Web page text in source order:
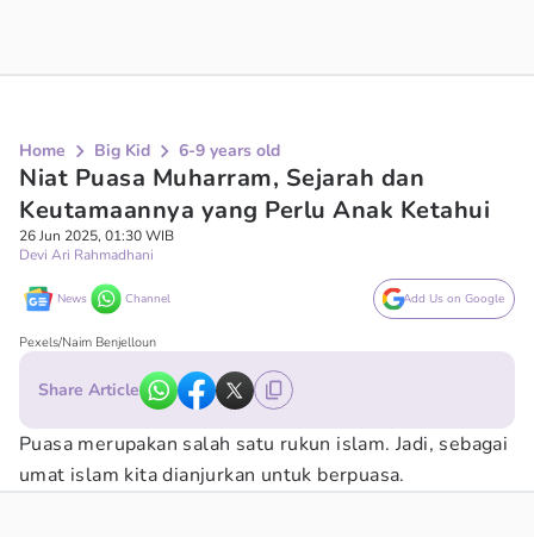
Home Big Kid 6-9 years old
Niat Puasa Muharram, Sejarah dan
Keutamaannya yang Perlu Anak Ketahui
26 Jun 2025, 01:30 WIB
Devi Ari Rahmadhani
News Channel Add Us on Google
Pexels/Naim Benjelloun
Share Article
Puasa merupakan salah satu rukun islam. Jadi, sebagai
umat islam kita dianjurkan untuk berpuasa.